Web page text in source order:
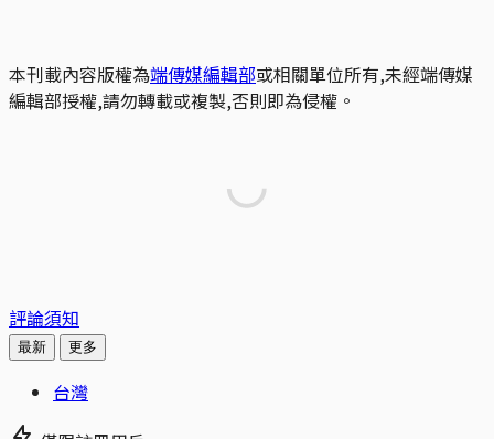
本刊載內容版權為端傳媒編輯部或相關單位所有,未經端傳媒
編輯部授權,請勿轉載或複製,否則即為侵權。
評論須知
最新 更多
台灣